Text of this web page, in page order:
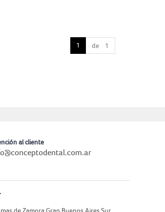
1 de 1
al cliente
de Zamora Gran Buenos Aires Sur